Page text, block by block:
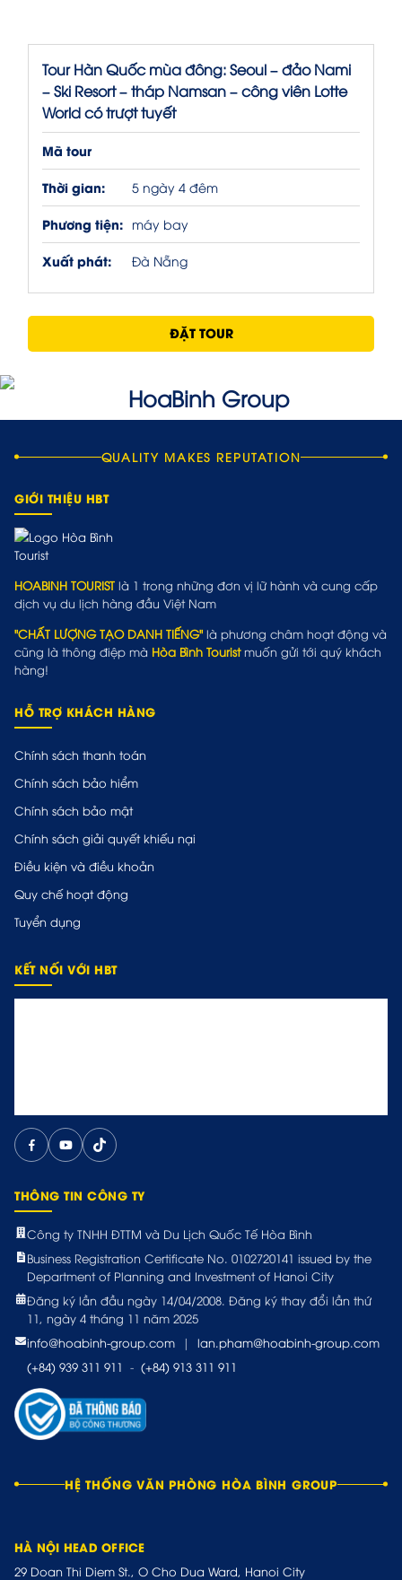
Tour Hàn Quốc mùa đông: Seoul – đảo Nami
– Ski Resort – tháp Namsan – công viên Lotte
World có trượt tuyết
Mã tour
Thời gian:
5 ngày 4 đêm
Phương tiện: máy bay
Xuất phát: Đà Nẵng
ĐẶT TOUR
QUALITY MAKES REPUTATION
GIỚI THIỆU HBT
HOABINH TOURIST là 1 trong những đơn vị lữ hành và cung cấp
dịch vụ du lịch hàng đầu Việt Nam
"CHẤT LƯỢNG TẠO DANH TIẾNG" là phương châm hoạt động và
cũng là thông điệp mà Hòa Bình Touristmuốn gửi tới quý khách
hàng!
HỖ TRỢ KHÁCH HÀNG
Chính sách thanh toán
Chính sách bảo hiểm
Chính sách bảo mật
Chính sách giải quyết khiếu nại
Điều kiện và điều khoản
Quy chế hoạt động
Tuyển dụng
KẾT NỐI VỚI HBT
THÔNG TIN CÔNG TY
Công ty TNHH ĐTTM và Du Lịch Quốc Tế Hòa Bình
Business Registration Certificate No. 0102720141 issued by the
Department of Planning and Investment of Hanoi City
Đăng ký lần đầu ngày 14/04/2008. Đăng ký thay đổi lần thứ
11, ngày 4 tháng 11 năm 2025
info@hoabinh-group.com
|
lan.pham@hoabinh-group.com
(+84) 939 311 911 - (+84) 913 311 911
HỆ THỐNG VĂN PHÒNG HÒA BÌNH GROUP
HÀ NỘI HEAD OFFICE
29 Doan Thi Diem St., O Cho Dua Ward, Hanoi City